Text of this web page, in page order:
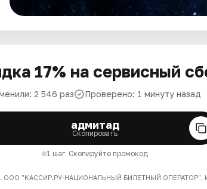
17% на сервисный
2 546 раз Проверено: 1 минуту назад
адмитад
Скопировать
1 шаг. Скопируйте промокод
ООО "КАССИР.РУ-НАЦИОНАЛЬНЫЙ БИЛЕТНЫЙ ОПЕРАТОР",